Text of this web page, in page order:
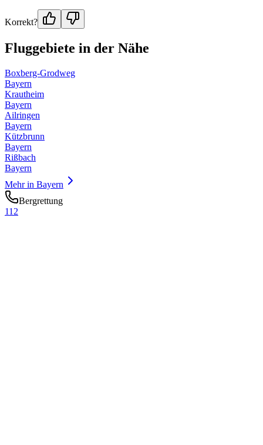
Korrekt?
Fluggebiete in der Nähe
Boxberg-Grodweg
Bayern
Krautheim
Bayern
Ailringen
Bayern
Kützbrunn
Bayern
Rißbach
Bayern
Mehr in Bayern
Bergrettung
112